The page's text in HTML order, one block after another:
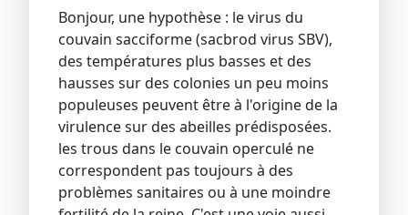
Bonjour, une hypothèse : le virus du
couvain sacciforme (sacbrod virus SBV),
des températures plus basses et des
hausses sur des colonies un peu moins
populeuses peuvent être à l'origine de la
virulence sur des abeilles prédisposées.
les trous dans le couvain operculé ne
correspondent pas toujours à des
problèmes sanitaires ou à une moindre